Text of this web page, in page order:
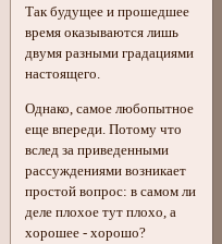
Так будущее и прошедшее
время оказываются лишь
двумя разными градациями
настоящего.
Однако, самое любопытное
еще впереди. Потому что
вслед за приведенными
рассуждениями возникает
простой вопрос: в самом ли
деле плохое тут плохо, а
хорошее - хорошо?